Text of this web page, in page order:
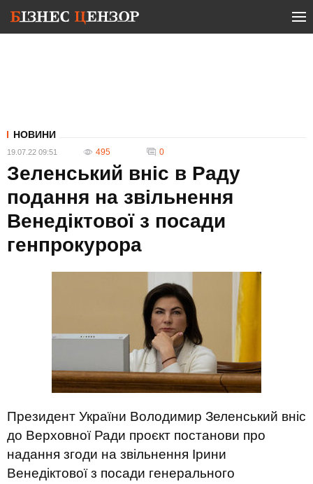
НОВИНИ
19.07.22 09:51 495 0
Зеленський вніс в Раду
подання на звільнення
Венедіктової з посади
генпрокурора
Президент України Володимир Зеленський вніс
до Верховної Ради проєкт постанови про
надання згоди на звільнення Ірини
Венедіктової з посади генерального